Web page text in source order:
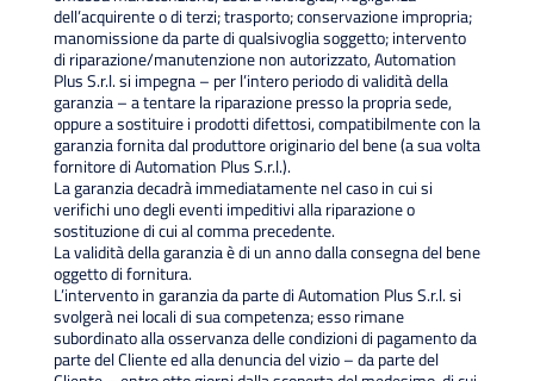
dell’acquirente o di terzi; trasporto; conservazione impropria;
manomissione da parte di qualsivoglia soggetto; intervento
di riparazione/manutenzione non autorizzato, Automation
Plus S.r.l. si impegna – per l’intero periodo di validità della
garanzia – a tentare la riparazione presso la propria sede,
oppure a sostituire i prodotti difettosi, compatibilmente con la
garanzia fornita dal produttore originario del bene (a sua volta
fornitore di Automation Plus S.r.l.).
La garanzia decadrà immediatamente nel caso in cui si
verifichi uno degli eventi impeditivi alla riparazione o
sostituzione di cui al comma precedente.
La validità della garanzia è di un anno dalla consegna del bene
oggetto di fornitura.
L’intervento in garanzia da parte di Automation Plus S.r.l. si
svolgerà nei locali di sua competenza; esso rimane
subordinato alla osservanza delle condizioni di pagamento da
parte del Cliente ed alla denuncia del vizio – da parte del